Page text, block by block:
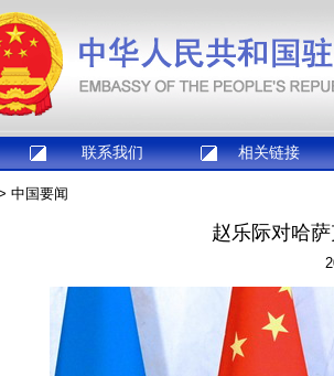
联系我们 相关链接
中国要闻
赵乐际对哈